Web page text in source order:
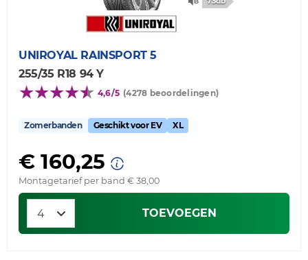
UNIROYAL RAINSPORT 5
255/35 R18 94 Y
4,6/5 (4278 beoordelingen)
Zomerbanden Geschikt voor EV XL
€ 160,25
Montagetarief per band € 38,00
TOEVOEGEN